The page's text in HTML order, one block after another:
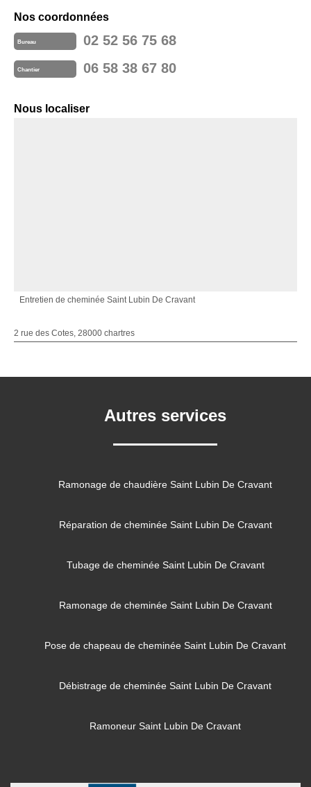
Nos coordonnées
Bureau 02 52 56 75 68
Chantier 06 58 38 67 80
Nous localiser
Entretien de cheminée Saint Lubin De Cravant
2 rue des Cotes, 28000 chartres
Autres services
Ramonage de chaudière Saint Lubin De Cravant
Réparation de cheminée Saint Lubin De Cravant
Tubage de cheminée Saint Lubin De Cravant
Ramonage de cheminée Saint Lubin De Cravant
Pose de chapeau de cheminée Saint Lubin De Cravant
Débistrage de cheminée Saint Lubin De Cravant
Ramoneur Saint Lubin De Cravant